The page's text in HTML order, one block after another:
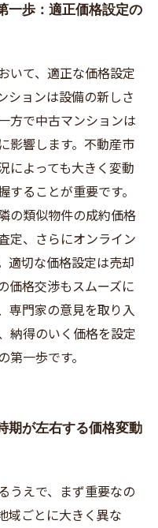
がもたらす売却期
却：価格評価でト
マンションのベス
一歩：適正価格設定の
いて、適正な価格設定
ションは設備の新しさ
方で中古マンションは
影響します。不動産市
によっても大きく変動
ることが重要です。
の類似物件の成約価格
定、さらにオンライン
適切な価格設定は売却
価格交渉もスムーズに
専門家の意見を取り入
納得のいく価格を設定
一歩です。
期が左右する価格変動
うえで、まず重要なの
域ごとに大きく異な